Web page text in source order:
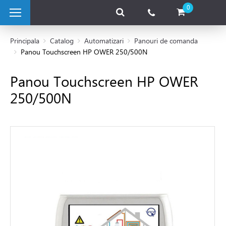
pe gaz
0
Principala Catalog Automatizari
Panouri de comanda
Panou Touchscreen HP OWER 250/500N
Panou Touchscreen HP OWER
250/500N